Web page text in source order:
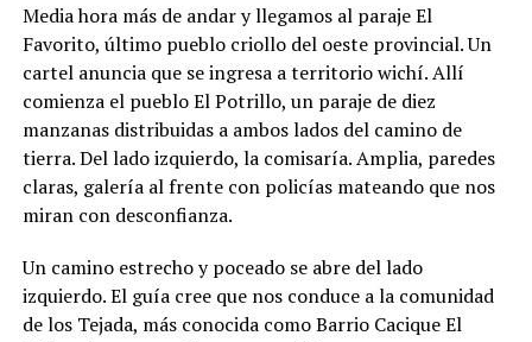
Media hora más de andar y llegamos al paraje El
Favorito, último pueblo criollo del oeste provincial. Un
cartel anuncia que se ingresa a territorio wichí. Allí
comienza el pueblo El Potrillo, un paraje de diez
manzanas distribuidas a ambos lados del camino de
tierra. Del lado izquierdo, la comisaría. Amplia, paredes
claras, galería al frente con policías mateando que nos
miran con desconfianza.
Un camino estrecho y poceado se abre del lado
izquierdo. El guía cree que nos conduce a la comunidad
de los Tejada, más conocida como Barrio Cacique El